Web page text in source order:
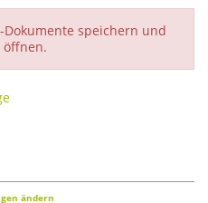
speichern und
öffnen.
ändern